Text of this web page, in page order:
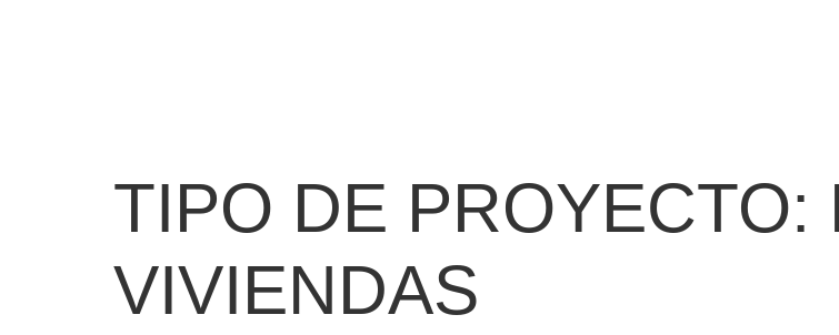
TIPO DE PROYECTO:
VIVIENDAS